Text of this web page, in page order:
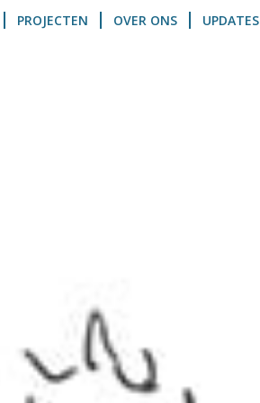
PROJECTEN OVER ONS UPDATES